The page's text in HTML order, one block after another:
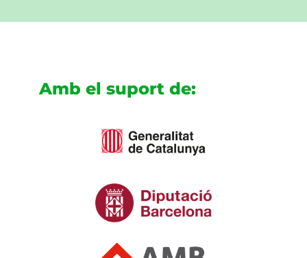
Amb el suport de: